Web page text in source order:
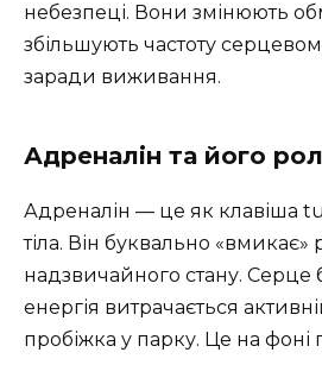
небезпеці. Вони змінюють
збільшують частоту
заради виживання.
Адреналін та його
Адреналін — це як клавіша
тіла. Він буквально
надзвичайного стану. Серце
енергія витрачається
пробіжка у парку. Це на фоні